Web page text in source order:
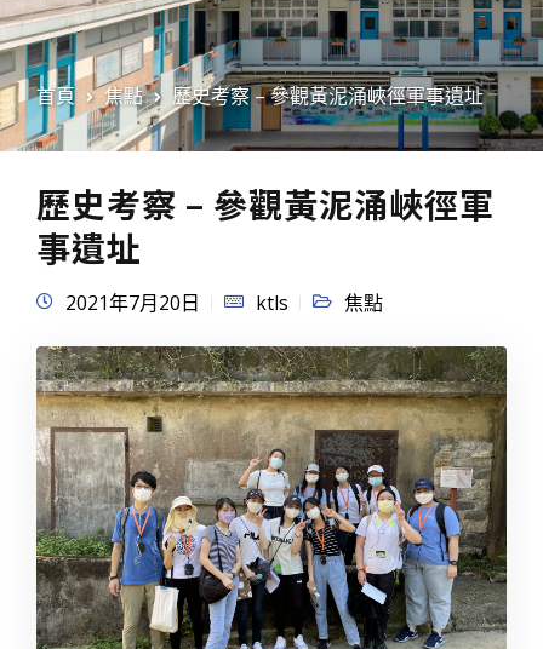
首頁 焦點 歷史考察 – 參觀黃泥涌峽徑軍事遺址
歷史考察 – 參觀黃泥涌峽徑軍
事遺址
2021年7月20日 ktls 焦點